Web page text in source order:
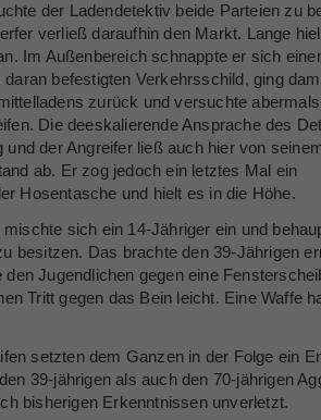
der Ladendetektiv beide Parteien zu
verließ daraufhin den Markt. Lange
Im Außenbereich schnappte er sich
befestigten Verkehrsschild, ging
zurück und versuchte
Die deeskalierende Ansprache des
und der Angreifer ließ auch hier von
ab. Er zog jedoch ein letztes Mal ein
Hosentasche und hielt es in die Höhe.
sich ein 14-Jähriger ein und
besitzen. Das brachte den 39-Jährigen
Jugendlichen gegen eine
Tritt gegen das Bein leicht. Eine Waffe
setzten dem Ganzen in der Folge ein
39-jährigen als auch den 70-jährigen
bisherigen Erkenntnissen unverletzt.